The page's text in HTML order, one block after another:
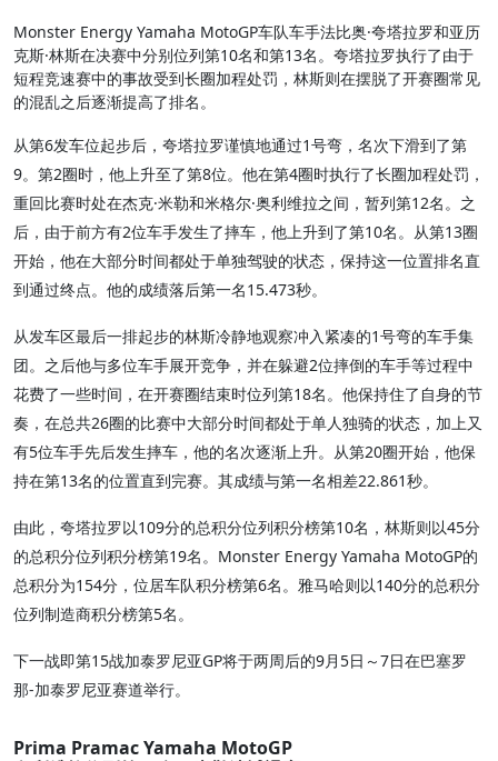
Monster Energy Yamaha MotoGP车队车手法比奥·夸塔拉罗和亚历
克斯·林斯在决赛中分别位列第10名和第13名。夸塔拉罗执行了由于
短程竞速赛中的事故受到长圈加程处罚，林斯则在摆脱了开赛圈常见
的混乱之后逐渐提高了排名。
从第6发车位起步后，夸塔拉罗谨慎地通过1号弯，名次下滑到了第
9。第2圈时，他上升至了第8位。他在第4圈时执行了长圈加程处罚，
重回比赛时处在杰克·米勒和米格尔·奥利维拉之间，暂列第12名。之
后，由于前方有2位车手发生了摔车，他上升到了第10名。从第13圈
开始，他在大部分时间都处于单独驾驶的状态，保持这一位置排名直
到通过终点。他的成绩落后第一名15.473秒。
从发车区最后一排起步的林斯冷静地观察冲入紧凑的1号弯的车手集
团。之后他与多位车手展开竞争，并在躲避2位摔倒的车手等过程中
花费了一些时间，在开赛圈结束时位列第18名。他保持住了自身的节
奏，在总共26圈的比赛中大部分时间都处于单人独骑的状态，加上又
有5位车手先后发生摔车，他的名次逐渐上升。从第20圈开始，他保
持在第13名的位置直到完赛。其成绩与第一名相差22.861秒。
由此，夸塔拉罗以109分的总积分位列积分榜第10名，林斯则以45分
的总积分位列积分榜第19名。Monster Energy Yamaha MotoGP的
总积分为154分，位居车队积分榜第6名。雅马哈则以140分的总积分
位列制造商积分榜第5名。
下一战即第15战加泰罗尼亚GP将于两周后的9月5日～7日在巴塞罗
那-加泰罗尼亚赛道举行。
Prima Pramac Yamaha MotoGP